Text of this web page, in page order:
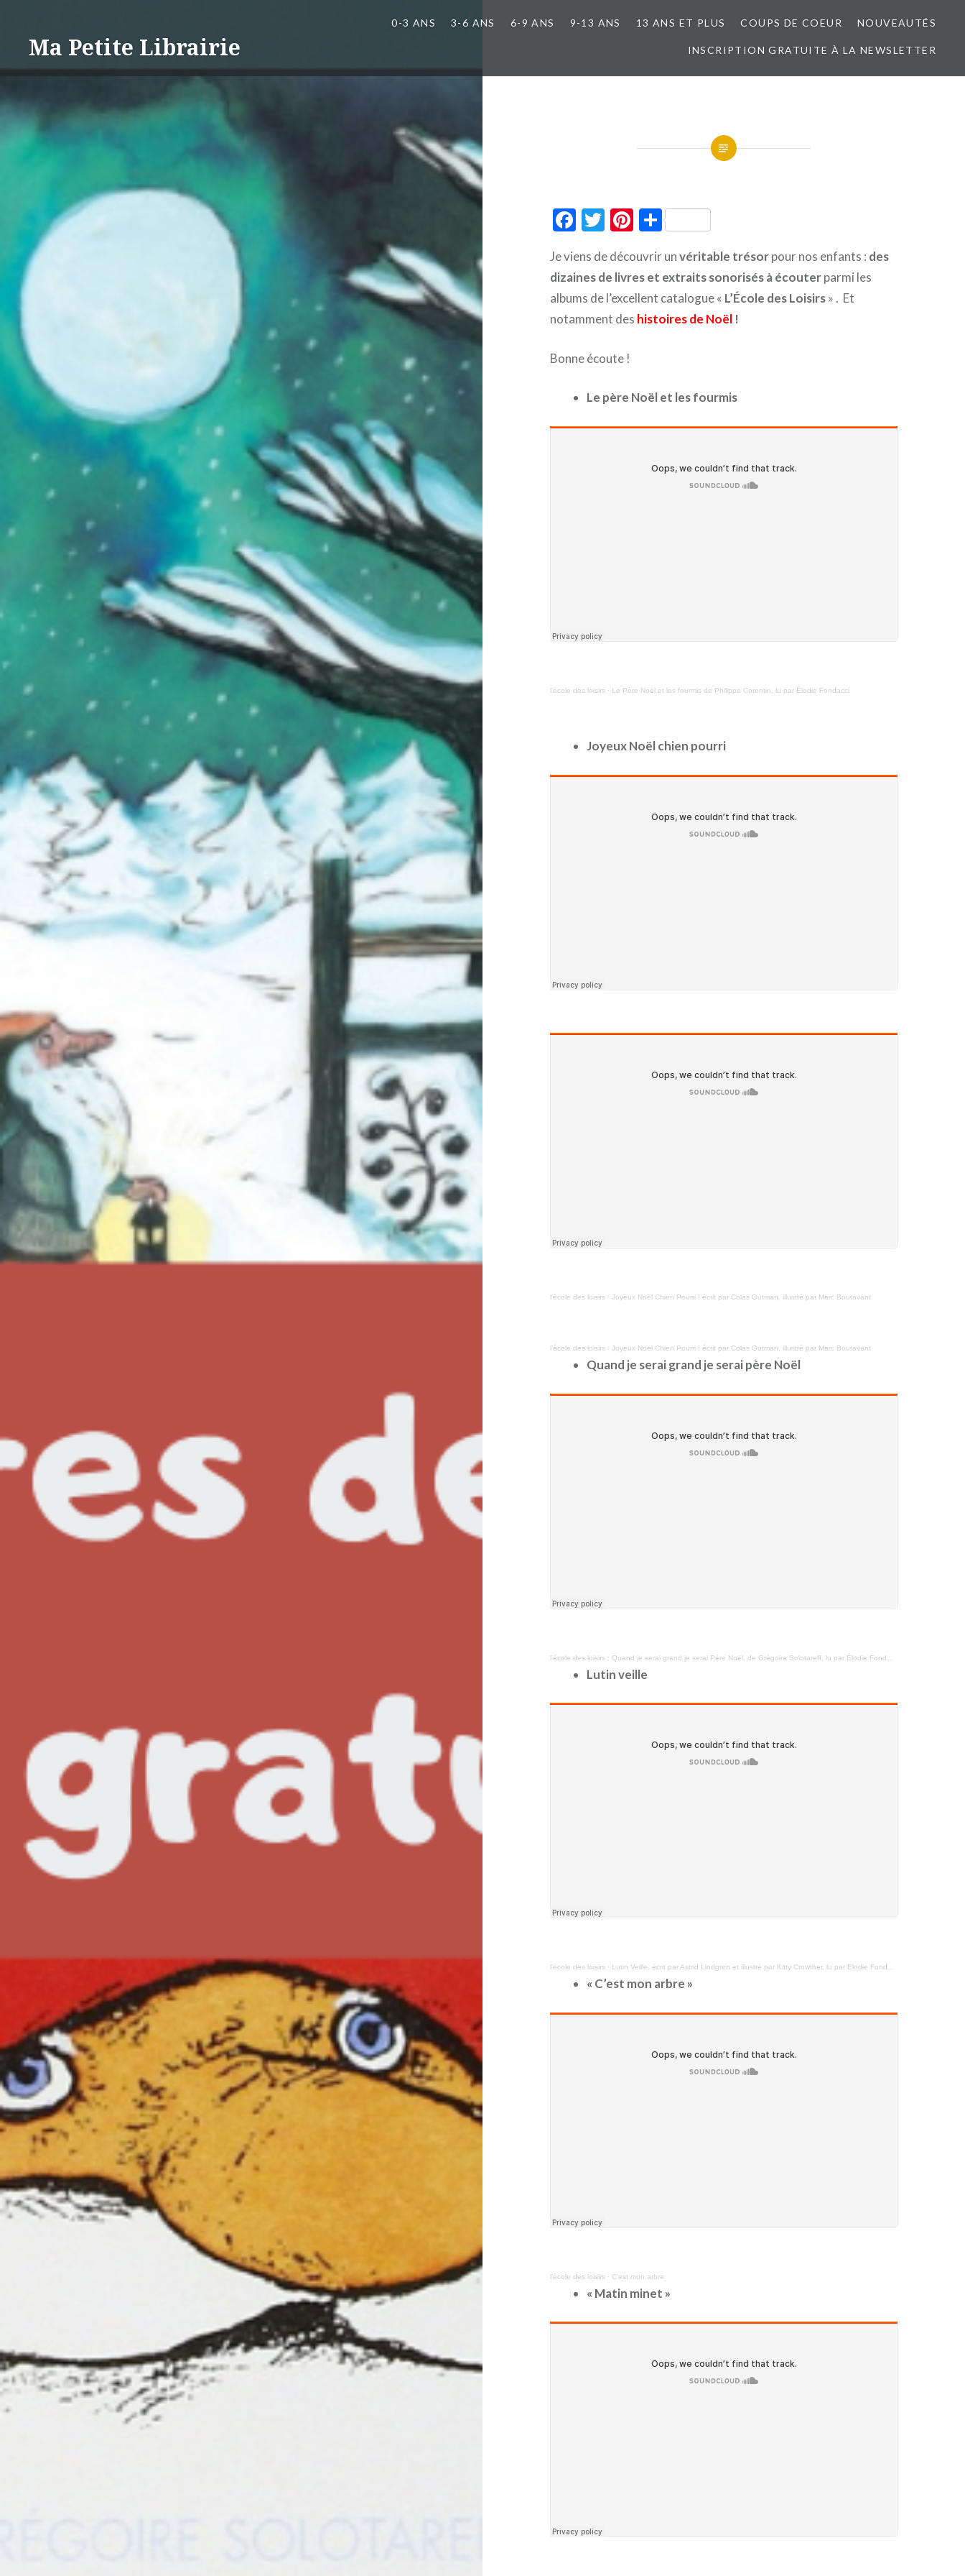
contenuMa Petite Librairie
0-3 ANS 3-6 ANS 6-9 ANS 9-13 ANS 13 ANS ET PLUS COUPS DE COEUR NOUVEAUTÉS
INSCRIPTION GRATUITE À LA NEWSLETTER
Facebook
TwitterPinterest
Partager
Je viens de découvrir unvéritable trésorpour nos enfants : des
dizaines de livres et extraits sonorisés à écouterparmi les
albums de l’excellent catalogue « L’École des Loisirs» . Et
notamment des histoires de Noël !
Bonne écoute !
Le père Noël et les fourmis
l’école des loisirs · Le Père Noël et les fourmis de Philippe Corentin, lu par Élodie Fondacci
Joyeux Noël chien pourri
l’école des loisirs ·Joyeux Noël Chien Pourri ! écrit par Colas Gutman, illustré par Marc Boutavant
l’école des loisirs ·Joyeux Noël Chien Pourri ! écrit par Colas Gutman, illustré par Marc Boutavant
Quand je serai grand je serai père Noël
l’école des loisirs ·Quand je serai grand je serai Père Noël, de Grégoire Solotareff, lu par Élodie Fondacci
Lutin veille
l’école des loisirs · Lutin Veille, écrit par Astrid Lindgren et illustré par Kitty Crowther, lu par Elodie Fondacci
« C’est mon arbre »
l’école des loisirs · C’est mon arbre
« Matin minet »